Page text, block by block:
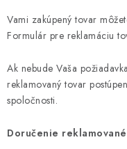
Vami zakúpený tovar
Formulár pre reklamáciu
Ak nebude Vaša
reklamovaný tovar
spoločnosti.
Doručenie